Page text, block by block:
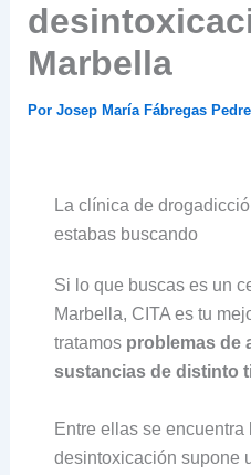
Marbella
Por Josep María Fábregas Pedrell
La clínica de
estabas buscando
Si lo que buscas es un
Marbella, CITA es tu
tratamos problemas de
sustancias de distinto
Entre ellas se
desintoxicación supone